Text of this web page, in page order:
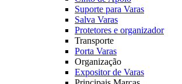
Suporte para Varas
Salva Varas
Protetores e organizador
Transporte
Porta Varas
Organização
Expositor de Varas